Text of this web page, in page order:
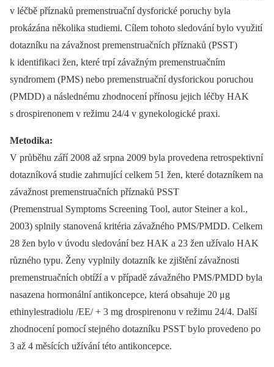
v léčbě příznaků premenstruační dysforické poruchy byla
prokázána několika studiemi. Cílem tohoto sledování bylo využití
dotazníku na závažnost premenstruačních příznaků (PSST)
k identifikaci žen, které trpí závažným premenstruačním
syndromem (PMS) nebo premenstruační dysforickou poruchou
(PMDD) a následnému zhodnocení přínosu jejich léčby HAK
s drospirenonem v režimu 24/4 v gynekologické praxi.
Metodika:
V průběhu září 2008 až srpna 2009 byla provedena retrospektivní
dotazníková studie zahrnující celkem 51 žen, které dotazníkem na
závažnost premenstruačních příznaků PSST
(Premenstrual Symptoms Screening Tool, autor Steiner a kol.,
2003) splnily stanovená kritéria závažného PMS/PMDD. Celkem
28 žen bylo v úvodu sledování bez HAK a 23 žen užívalo HAK
různého typu. Ženy vyplnily dotazník ke zjištění závažnosti
premenstruačních obtíží a v případě závažného PMS/PMDD byla
nasazena hormonální antikoncepce, která obsahuje 20 μg
ethinylestradiolu /EE/ + 3 mg drospirenonu v režimu 24/4. Další
zhodnocení pomocí stejného dotazníku PSST bylo provedeno po
3 až 4 měsících užívání této antikoncepce.